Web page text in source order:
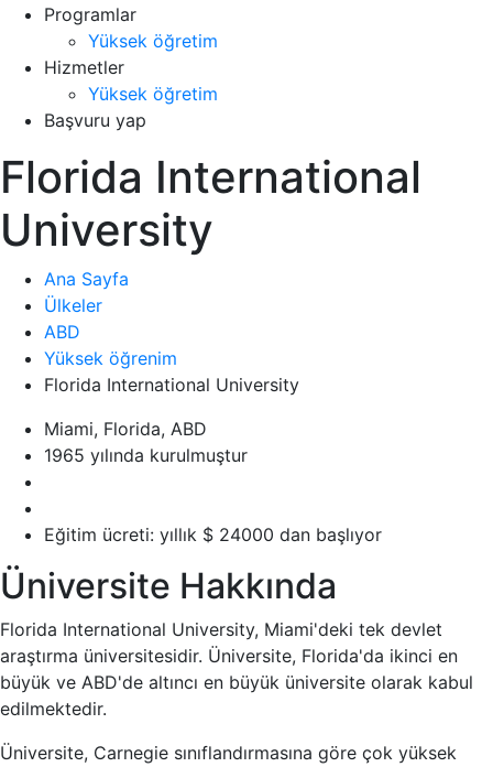
Programlar
Yüksek öğretim
Hizmetler
Yüksek öğretim
Başvuru yap
Florida International
University
Ana Sayfa
Ülkeler
ABD
Yüksek öğrenim
Florida International University
Miami, Florida, ABD
1965 yılında kurulmuştur
Eğitim ücreti: yıllık $ 24000 dan başlıyor
Üniversite Hakkında
Florida International University, Miami'deki tek devlet
araştırma üniversitesidir. Üniversite, Florida'da ikinci en
büyük ve ABD'de altıncı en büyük üniversite olarak kabul
edilmektedir.
Üniversite, Carnegie sınıflandırmasına göre çok yüksek